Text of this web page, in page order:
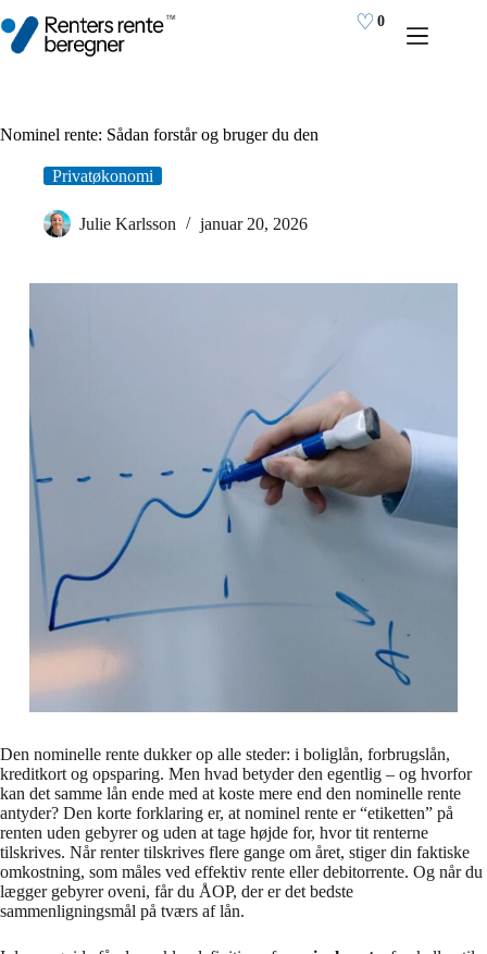
til
indhold
♡ 0
Nominel rente: Sådan forstår og bruger du den
Privatøkonomi
Julie Karlsson januar 20, 2026
Den nominelle rente dukker op alle steder: i boliglån, forbrugslån,
kreditkort og opsparing. Men hvad betyder den egentlig – og hvorfor
kan det samme lån ende med at koste mere end den nominelle rente
antyder? Den korte forklaring er, at nominel rente er “etiketten” på
renten uden gebyrer og uden at tage højde for, hvor tit renterne
tilskrives. Når renter tilskrives flere gange om året, stiger din faktiske
omkostning, som måles ved effektiv rente eller debitorrente. Og når du
lægger gebyrer oveni, får du ÅOP, der er det bedste
sammenligningsmål på tværs af lån.